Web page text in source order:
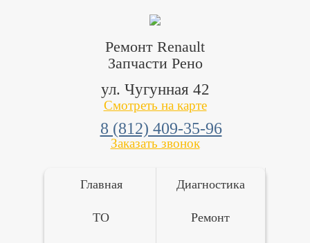
Ремонт Renault
Запчасти Рено
ул. Чугунная 42
Смотреть на карте
8 (812) 409-35-96
Заказать звонок
Главная
ТО
Диагностика
Ремонт